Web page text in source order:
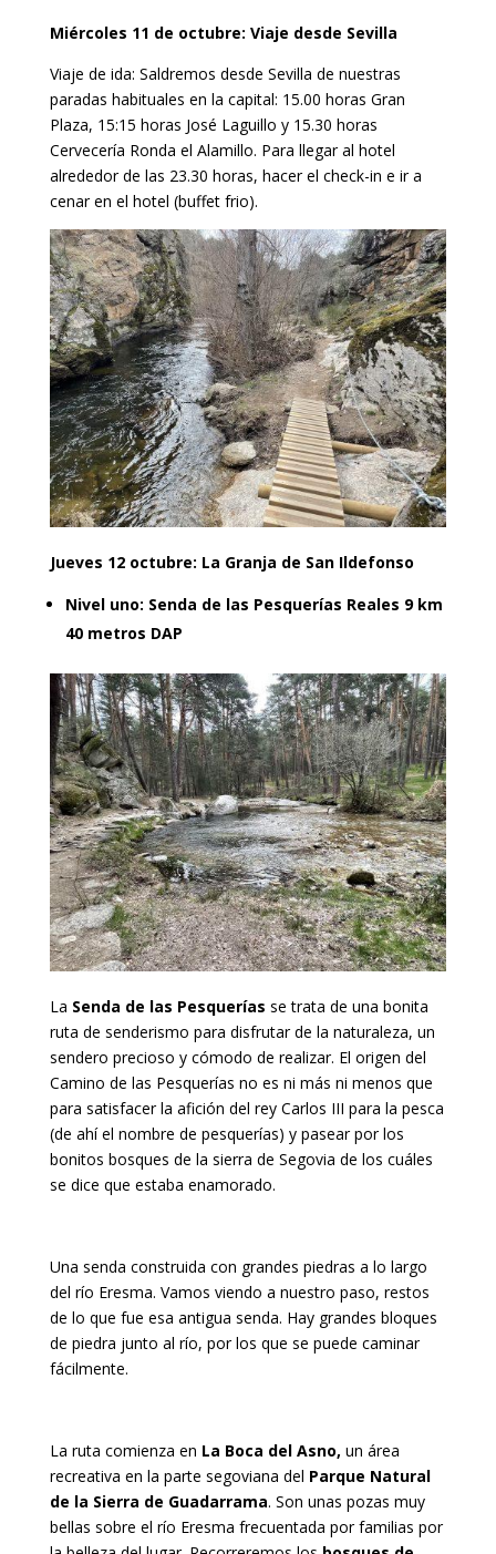
Miércoles 11 de octubre: Viaje desde Sevilla
Viaje de ida: Saldremos desde Sevilla de nuestras
paradas habituales en la capital: 15.00 horas Gran
Plaza, 15:15 horas José Laguillo y 15.30 horas
Cervecería Ronda el Alamillo. Para llegar al hotel
alrededor de las 23.30 horas, hacer el check-in e ir a
cenar en el hotel (buffet frio).
Jueves 12 octubre: La Granja de San Ildefonso
Nivel uno: Senda de las Pesquerías Reales 9 km
40 metros DAP
La Senda de las Pesquerías se trata de una bonita
ruta de senderismo para disfrutar de la naturaleza, un
sendero precioso y cómodo de realizar. El origen del
Camino de las Pesquerías no es ni más ni menos que
para satisfacer la afición del rey Carlos III para la pesca
(de ahí el nombre de pesquerías) y pasear por los
bonitos bosques de la sierra de Segovia de los cuáles
se dice que estaba enamorado.
Una senda construida con grandes piedras a lo largo
del río Eresma. Vamos viendo a nuestro paso, restos
de lo que fue esa antigua senda. Hay grandes bloques
de piedra junto al río, por los que se puede caminar
fácilmente.
La ruta comienza en La Boca del Asno, un área
recreativa en la parte segoviana del Parque Natural
de la Sierra de Guadarrama. Son unas pozas muy
bellas sobre el río Eresma frecuentada por familias por